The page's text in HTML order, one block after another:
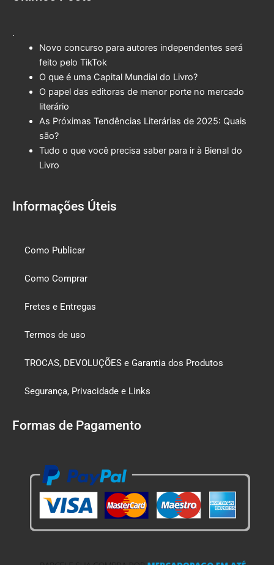
.
Novo concurso para autores independentes será
feito pelo TikTok
O que é uma Capital Mundial do Livro?
O papel das editoras de menor porte no mercado
literário
As Próximas Tendências Literárias de 2025: Quais
são?
Tudo o que você precisa saber para ir à Bienal do
Livro
Informações Úteis
Como Publicar
Como Comprar
Fretes e Entregas
Termos de uso
TROCAS, DEVOLUÇÕES e Garantia dos Produtos
Segurança, Privacidade e Links
Formas de Pagamento